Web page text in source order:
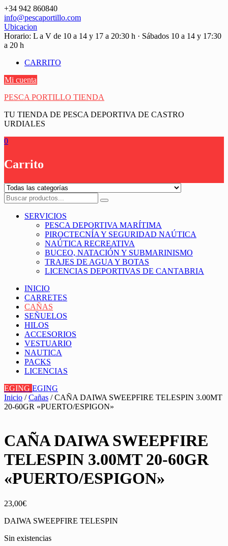
Saltar
contenido
+34 942 860840
info@pescaportillo.com
Ubicacion
Horario: L a V de 10 a 14 y 17 a 20:30 h · Sábados 10 a 14 y 17:30
a 20 h
CARRITO
Mi cuenta
PESCA PORTILLO TIENDA
TU TIENDA DE PESCA DEPORTIVA DE CASTRO
URDIALES
0
Carrito
SERVICIOS
PESCA DEPORTIVA MARÍTIMA
PIROCTECNÍA Y SEGURIDAD NAÚTICA
NAÚTICA RECREATIVA
BUCEO, NATACIÓN Y SUBMARINISMO
TRAJES DE AGUA Y BOTAS
LICENCIAS DEPORTIVAS DE CANTABRIA
INICIO
CARRETES
CAÑAS
SEÑUELOS
HILOS
ACCESORIOS
VESTUARIO
NAUTICA
PACKS
LICENCIAS
EGING EGING
Inicio /Cañas / CAÑA DAIWA SWEEPFIRE TELESPIN 3.00MT
20-60GR «PUERTO/ESPIGON»
CAÑA DAIWA SWEEPFIRE
TELESPIN 3.00MT 20-60GR
«PUERTO/ESPIGON»
23,00€
DAIWA SWEEPFIRE TELESPIN
Sin existencias